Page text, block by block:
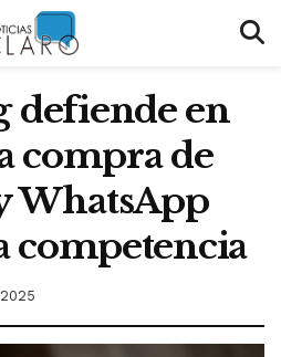
defiende en
compra de
WhatsApp
competencia